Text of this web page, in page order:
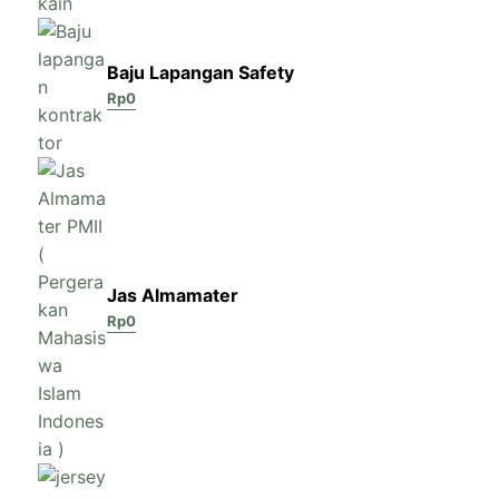
Baju Lapangan Safety
Rp0
Jas Almamater
Rp0